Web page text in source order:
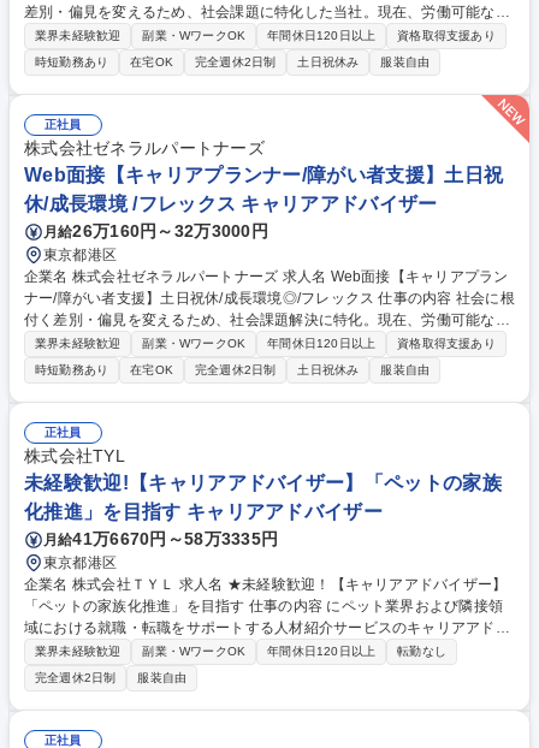
差別・偏見を変えるため、社会課題に特化した当社。現在、労働可能な障
がい者約388万中14%弱しか就業できていません。「誰もが自分らしくワ
クワクする人生」を増やすため一人ひとりに支援を行います！ 【詳細】転
職希望者に希望職やキャリアビジョン、障がい内容など丁寧にヒアリング
し、マッチする求人を紹介。応募書類作成のサポート、面接対策等の実
施・選考過程の日程調整や情報整理などを丁寧に行います。 【事業につい
て】障がい者法定雇用ができている企業は半分以下で、未達企業数は5万6
千社以上になります。法改正も行い需要が大きくなってきました。誰もが
働きやすい社会を目指す社会意義の大きい仕事内容です。 募集職種 【キ
ャリアプランナー/障がい者支援】在宅可・フルフレックス/成長環境◎
業界未経験歓迎 副業・WワークOK 年間休日120日以上
資格取得支援あり
時短勤務あり
在宅OK 完全週休2日制 土日祝休み 服装自由
正社員
株式会社ゼネラルパートナーズ
Web面接【キャリアプランナー/障がい者支援】土日祝
休/成長環境 /フレックス キャリアアドバイザー
月給26万160円～32万3000円
東京都港区
企業名 株式会社ゼネラルパートナーズ 求人名 Web面接【キャリアプラン
ナー/障がい者支援】土日祝休/成長環境◎/フレックス 仕事の内容 社会に根
付く差別・偏見を変えるため、社会課題解決に特化。現在、労働可能な障
がい者約388万中14%弱しか就業できていません。「誰もが自分らしくワ
クワクする人生」を増やすため一人ひとりに支援を行います！ 【詳細】転
職希望者に希望職やキャリアビジョン、障がい内容など丁寧にヒアリング
し、マッチする求人を紹介。応募書類作成のサポート、面接対策等の実
施・選考過程の日程調整や情報整理などを丁寧に行います。 【事業につい
て】障がい者法定雇用ができている企業は半分以下で、未達企業数は5万6
千社以上になります。法改正も行い需要が大きくなってきました。誰もが
働きやすい社会を目指す社会意義の大きい仕事内容です。 募集職種 Web
面接【キャリアプランナー/障がい者支援】土日祝休/成長環境◎/フレック
ス
業界未経験歓迎 副業・WワークOK 年間休日120日以上
資格取得支援あり
時短勤務あり
在宅OK 完全週休2日制 土日祝休み 服装自由
正社員
株式会社TYL
未経験歓迎!【キャリアアドバイザー】「ペットの家族
化推進」を目指す キャリアアドバイザー
月給41万6670円～58万3335円
東京都港区
企業名 株式会社ＴＹＬ 求人名 ★未経験歓迎！【キャリアアドバイザー】
「ペットの家族化推進」を目指す 仕事の内容 にペット業界および隣接領
域における就職・転職をサポートする人材紹介サービスのキャリアアドバ
イザーを担当していただきます。求職者様の応募先となる、動物病院や畜
産業界の法人へのご提案もお任せいたします。 ★未経験でも活躍できるよ
うに、OJTによるフォローを実施します！ 【求職者様向け】■電話やメー
ルを通じて、転職状況のヒアリング ■病院・ペットショップ・ペットサロ
ンなどの施設や求人情報のご案内 ■求職者様のご志向やキャリアの希望を
業界未経験歓迎 副業・WワークOK 年間休日120日以上
転勤なし
完全週休2日制
服装自由
正社員